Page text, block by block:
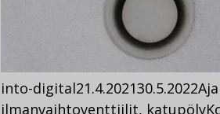
into-digital21.4.202130.5.2022
ilmanvaihtoventtiilit, katupöly